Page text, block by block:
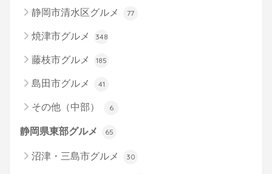
静岡市清水区グルメ 77
焼津市グルメ 348
藤枝市グルメ 185
島田市グルメ 41
その他（中部） 6
静岡県東部グルメ 65
沼津・三島市グルメ 30